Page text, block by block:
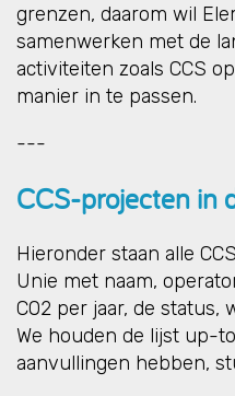
grenzen, daarom wil
samenwerken met de
activiteiten zoals CCS
manier in te passen.
---
CCS-projecten in
Hieronder staan alle
Unie met naam,
CO2 per jaar, de
We houden de lijst up-
aanvullingen hebben,